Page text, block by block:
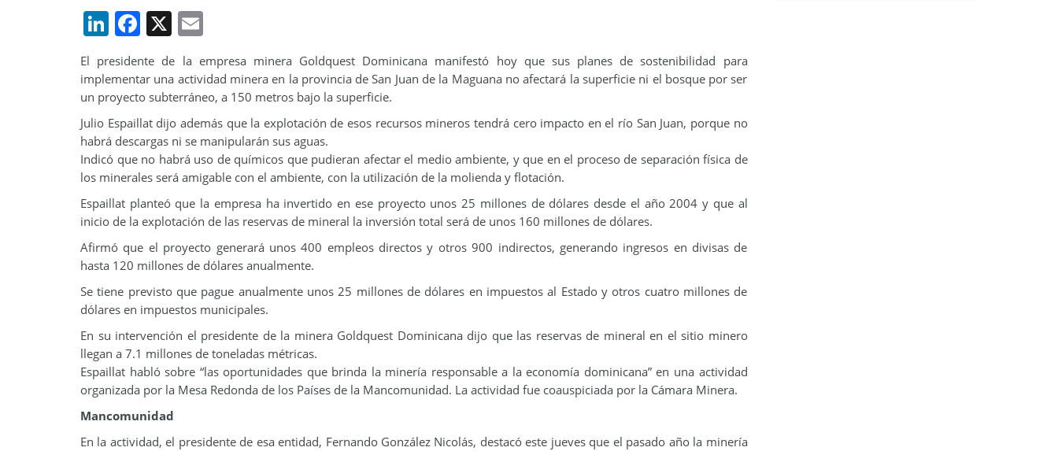
LinkedIn
Facebook
X
El presidente de la empresa minera Goldquest Dominicana manifestó hoy que sus planes de sostenibilidad para
implementar una actividad minera en la provincia de San Juan de la Maguana no afectará la superficie ni el bosque por ser
un proyecto subterráneo, a 150 metros bajo la superficie.
Julio Espaillat dijo además que la explotación de esos recursos mineros tendrá cero impacto en el río San Juan, porque no
habrá descargas ni se manipularán sus aguas.
Indicó que no habrá uso de químicos que pudieran afectar el medio ambiente, y que en el proceso de separación física de
los minerales será amigable con el ambiente, con la utilización de la molienda y flotación.
Espaillat planteó que la empresa ha invertido en ese proyecto unos 25 millones de dólares desde el año 2004 y que al
inicio de la explotación de las reservas de mineral la inversión total será de unos 160 millones de dólares.
Afirmó que el proyecto generará unos 400 empleos directos y otros 900 indirectos, generando ingresos en divisas de
hasta 120 millones de dólares anualmente.
Se tiene previsto que pague anualmente unos 25 millones de dólares en impuestos al Estado y otros cuatro millones de
dólares en impuestos municipales.
En su intervención el presidente de la minera Goldquest Dominicana dijo que las reservas de mineral en el sitio minero
llegan a 7.1 millones de toneladas métricas.
Espaillat habló sobre “las oportunidades que brinda la minería responsable a la economía dominicana” en una actividad
organizada por la Mesa Redonda de los Países de la Mancomunidad. La actividad fue coauspiciada por la Cámara Minera.
Mancomunidad
En la actividad, el presidente de esa entidad, Fernando González Nicolás, destacó este jueves que el pasado año la minería